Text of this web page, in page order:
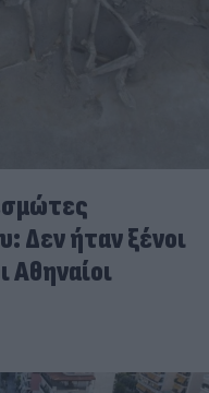
Δεν ήταν ξένοι
Αθηναίοι